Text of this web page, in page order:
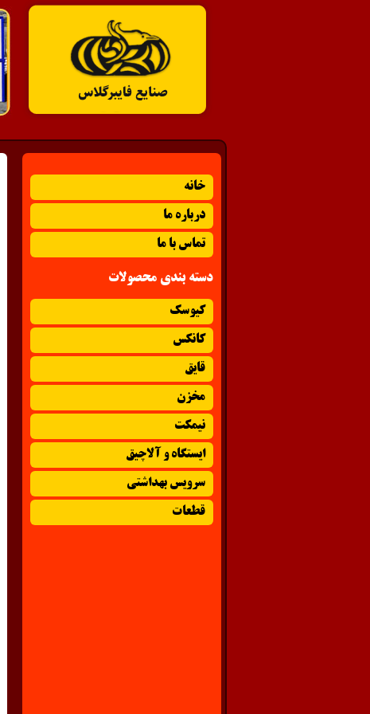
خانه
درباره ما
تماس با ما
دسته بندی محصولات
کیوسک
کانکس
قایق
مخزن
نیمکت
ایستگاه و آلاچیق
سرویس بهداشتی
قطعات